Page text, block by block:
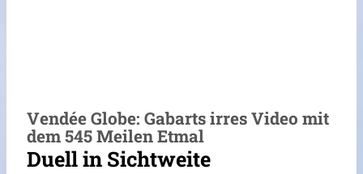
Vendée Globe: Gabarts irres Video mit
dem 545 Meilen Etmal
Duell in Sichtweite